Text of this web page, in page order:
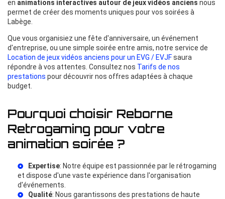
en animations interactives autour de jeux vidéos anciens nous
permet de créer des moments uniques pour vos soirées à
Labège.
Que vous organisiez une fête d'anniversaire, un événement
d'entreprise, ou une simple soirée entre amis, notre service de
Location de jeux vidéos anciens pour un EVG / EVJFsaura
répondre à vos attentes. Consultez nos Tarifs de nos
prestations pour découvrir nos offres adaptées à chaque
budget.
Pourquoi choisir Reborne
Retrogaming pour votre
animation soirée ?
Expertise: Notre équipe est passionnée par le rétrogaming
et dispose d'une vaste expérience dans l'organisation
d'événements.
Qualité: Nous garantissons des prestations de haute